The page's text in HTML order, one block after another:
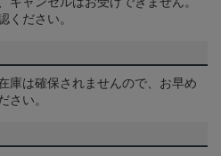
ください。
庫は確保されませんので、お早め
さい。